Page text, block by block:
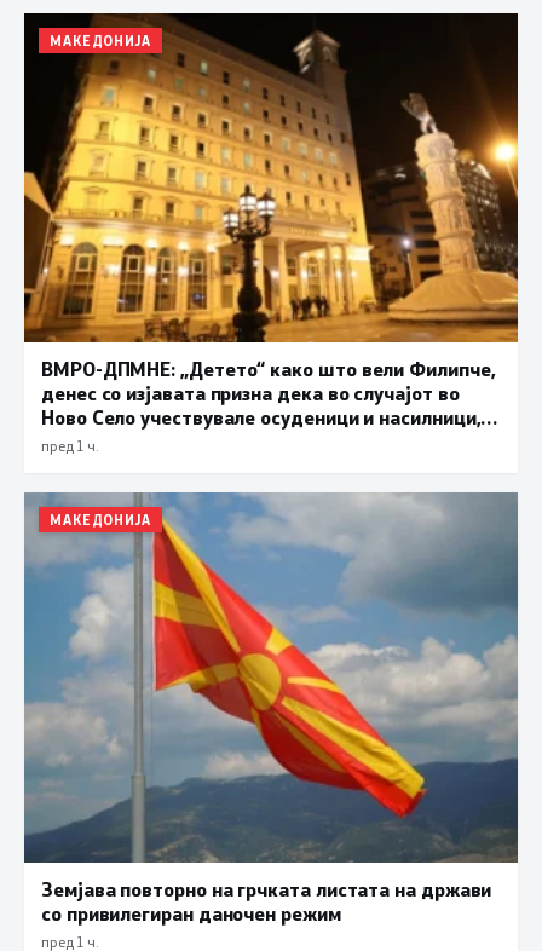
МАКЕДОНИЈА
ВМРО-ДПМНЕ: „Детето“ како што вели Филипче,
денес со изјавата призна дека во случајот во
Ново Село учествувале осуденици и насилници,
ова е талогот на Македонија
пред 1 ч.
МАКЕДОНИЈА
Земјава повторно на грчката листата на држави
со привилегиран даночен режим
пред 1 ч.